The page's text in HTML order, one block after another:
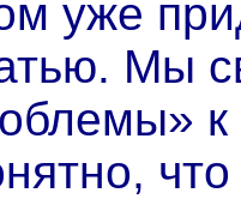
уже
Мы